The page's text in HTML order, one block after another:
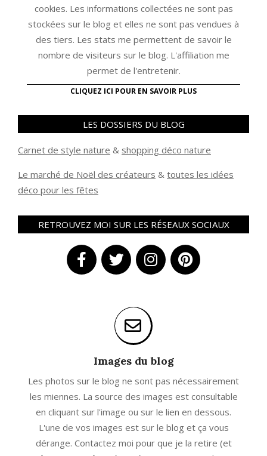
cookies. Les informations collectées ne sont pas
stockées sur le blog et elles ne sont pas vendues à
des tiers. Les stats me permettent de savoir le
nombre de visiteurs sur le blog. L'affiliation me
permet de l'entretenir.
CLIQUEZ ICI POUR EN SAVOIR PLUS
LES DOSSIERS DU BLOG
Carnet de style nature & shopping déco nature
Le marché de Noël des créateurs & toutes les idées
déco pour les fêtes
RETROUVEZ MOI SUR LES RÉSEAUX SOCIAUX
Images du blog
Les photos sur le blog ne sont pas nécessairement
les miennes. La source des images est consultable
en cliquant sur l'image ou sur le lien en dessous.
L'une de vos images est sur le blog et ça vous
dérange. Contactez moi pour que je la retire (et